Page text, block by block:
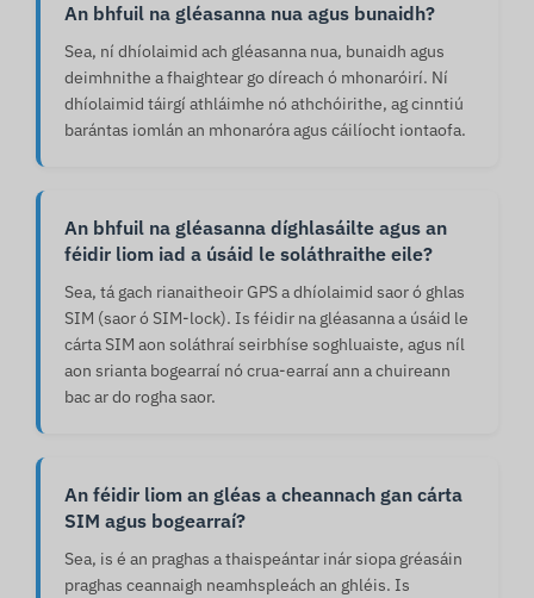
An bhfuil na gléasanna nua agus bunaidh?
Sea, ní dhíolaimid ach gléasanna nua, bunaidh agus
deimhnithe a fhaightear go díreach ó mhonaróirí. Ní
dhíolaimid táirgí athláimhe nó athchóirithe, ag cinntiú
barántas iomlán an mhonaróra agus cáilíocht iontaofa.
An bhfuil na gléasanna díghlasáilte agus an
féidir liom iad a úsáid le soláthraithe eile?
Sea, tá gach rianaitheoir GPS a dhíolaimid saor ó ghlas
SIM (saor ó SIM-lock). Is féidir na gléasanna a úsáid le
cárta SIM aon soláthraí seirbhíse soghluaiste, agus níl
aon srianta bogearraí nó crua-earraí ann a chuireann
bac ar do rogha saor.
An féidir liom an gléas a cheannach gan cárta
SIM agus bogearraí?
Sea, is é an praghas a thaispeántar inár siopa gréasáin
praghas ceannaigh neamhspleách an ghléis. Is